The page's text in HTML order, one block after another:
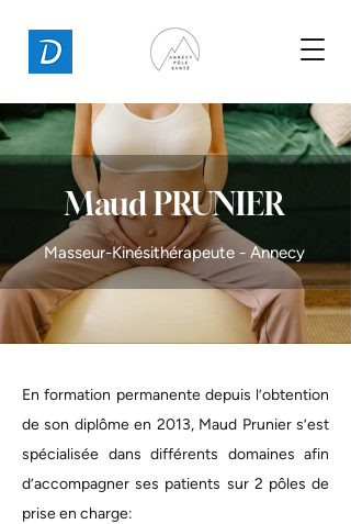
Maud PRUNIER
Masseur-Kinésithérapeute - Annecy
En formation permanente depuis l’obtention
de son diplôme en 2013, Maud Prunier s’est
spécialisée dans différents domaines afin
d’accompagner ses patients sur 2 pôles de
prise en charge: